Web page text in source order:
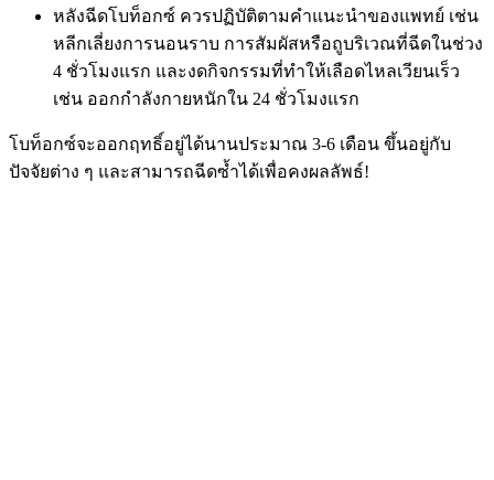
หลังฉีดโบท็อกซ์ ควรปฏิบัติตามคำแนะนำของแพทย์ เช่น
หลีกเลี่ยงการนอนราบ การสัมผัสหรือถูบริเวณที่ฉีดในช่วง
4 ชั่วโมงแรก และงดกิจกรรมที่ทำให้เลือดไหลเวียนเร็ว
เช่น ออกกำลังกายหนักใน 24 ชั่วโมงแรก
โบท็อกซ์จะออกฤทธิ์อยู่ได้นานประมาณ 3-6 เดือน ขึ้นอยู่กับ
ปัจจัยต่าง ๆ และสามารถฉีดซ้ำได้เพื่อคงผลลัพธ์!